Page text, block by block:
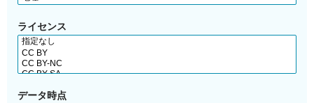
ライセンス
データ時点